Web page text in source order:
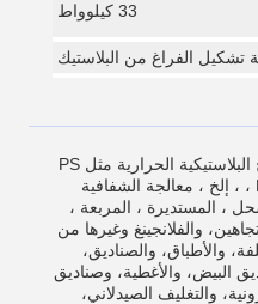
33 كيلوواط
تشكيل الفراغ من البلاستيك
الاستخدام: مناسبة لتصميم الألواح البلاستيكية الحرارية مثل PS
، PP ، PVC ، PET ، BOPS ، ABS ، إلخ ، معالجة الشفافية
، المستديرة ، المربعة ،
والفلانجينغ وغيرها من
والأطباق، والصناديق،
البيض، والأغطية، وصناديق
والتغليف الصيدلاني،